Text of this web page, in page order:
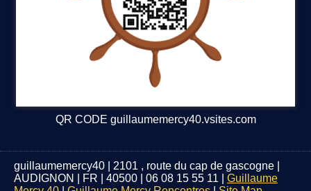
QR CODE guillaumemercy40.vsites.com
guillaumemercy40 2101 , route du cap de gascogne
AUDIGNON
FR 40500 06 08 15 55 11
Guillaume